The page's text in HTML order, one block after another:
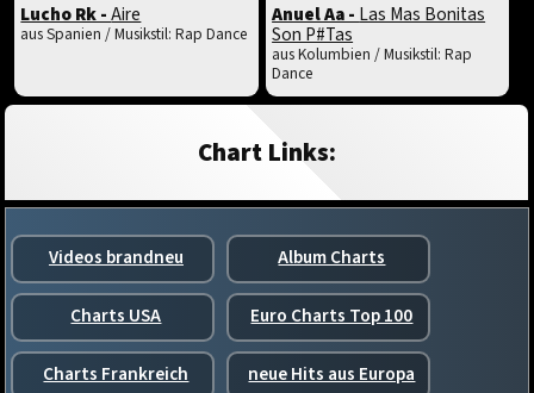
Lucho Rk -Aire
aus Spanien / Musikstil: Rap Dance
Anuel Aa -Las Mas Bonitas
Son P#Tas
aus Kolumbien / Musikstil: Rap
Dance
Chart Links:
Videos brandneu Album Charts
Charts USA Euro Charts Top 100
Charts Frankreich neue Hits aus Europa